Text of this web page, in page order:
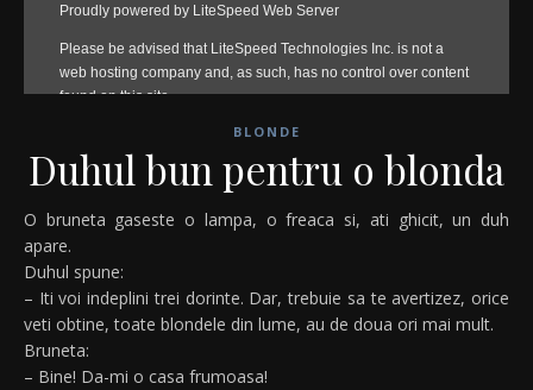
BLONDE
Duhul bun pentru o blonda
O bruneta gaseste o lampa, o freaca si, ati ghicit, un duh
apare.
Duhul spune:
– Iti voi indeplini trei dorinte. Dar, trebuie sa te avertizez, orice
veti obtine, toate blondele din lume, au de doua ori mai mult.
Bruneta:
– Bine! Da-mi o casa frumoasa!